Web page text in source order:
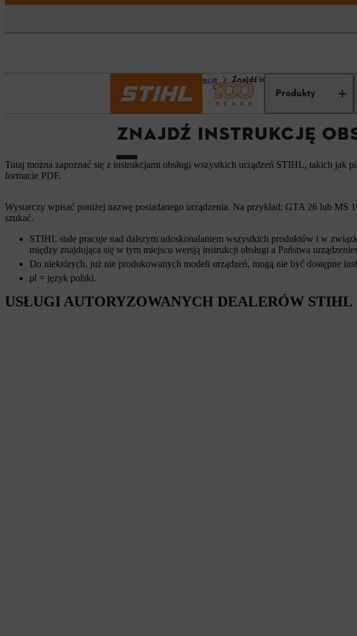
Produkty
Informacje Znajdź instrukcję obsługi STIHL
ZNAJDŹ INSTRUKCJĘ
Tutaj można zapoznać się z instrukcjami obsługi wszystkich urządzeń STIHL, takich
formacie PDF.
Wystarczy wpisać poniżej nazwę posiadanego urządzenia. Na przykład: GTA 26 lub
szukać.
STIHL stale pracuje nad dalszym udoskonalaniem wszystkich produktów i w
między znajdująca się w tym miejscu wersją instrukcji obsługi a Państwa
Do niektórych, już nie produkowanych modeli urządzeń, mogą nie być dostępne
pl = język polski.
USŁUGI AUTORYZOWANYCH DEALERÓW STIHL